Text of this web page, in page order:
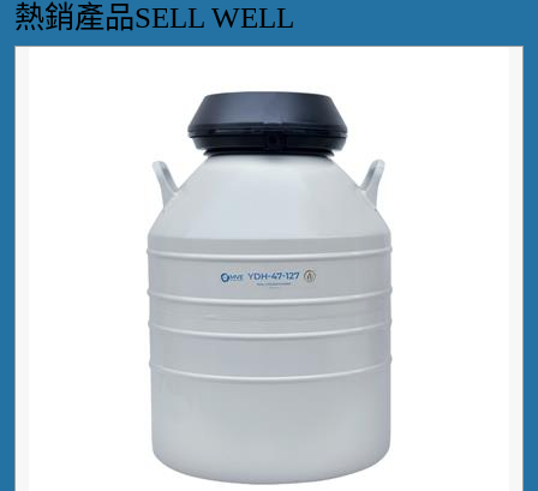
熱銷產品SELL WELL